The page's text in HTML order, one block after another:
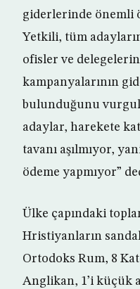
giderlerinde önemli
Yetkili, tüm
ofisler ve
kampanyalarının
bulunduğunu
adaylar, harekete
tavanı aşılmıyor,
ödeme yapmıyor”
Ülke çapındaki
Hristiyanların
Ortodoks Rum, 8
Anglikan, 1’i küçük